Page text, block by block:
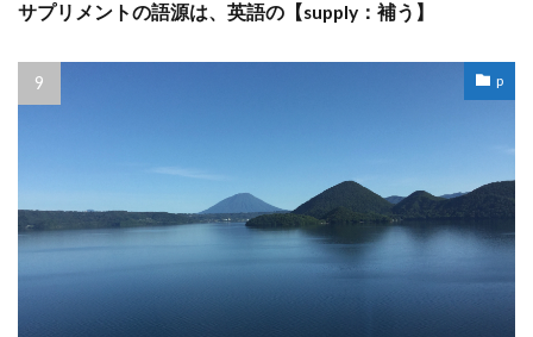
サプリメントの語源は、英語の【supply：補う】
p